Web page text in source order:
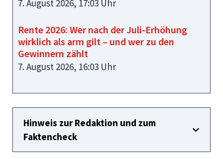
7. August 2026, 17:03 Uhr
Rente 2026: Wer nach der Juli-Erhöhung
wirklich als arm gilt – und wer zu den
Gewinnern zählt
7. August 2026, 16:03 Uhr
Hinweis zur Redaktion und zum
Faktencheck